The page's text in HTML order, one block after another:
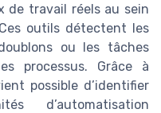
de travail réels au sein
outils détectent les
ou les tâches
processus. Grâce à
possible d’identifier
d’automatisation